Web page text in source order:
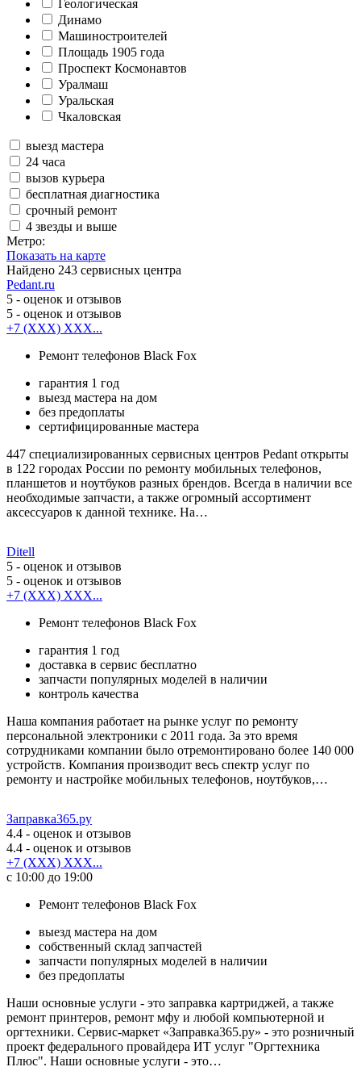
Геологическая
Динамо
Машиностроителей
Площадь 1905 года
Проспект Космонавтов
Уралмаш
Уральская
Чкаловская
выезд мастера
24 часа
вызов курьера
бесплатная диагностика
срочный ремонт
4 звезды и выше
Метро:
Показать на карте
Найдено 243 сервисных центра
Pedant.ru
5 - оценок и отзывов
5 - оценок и отзывов
+7 (XXX) XXX...
Ремонт телефонов Black Fox
гарантия 1 год
выезд мастера на дом
без предоплаты
сертифицированные мастера
447 специализированных сервисных центров Pedant открыты
в 122 городах России по ремонту мобильных телефонов,
планшетов и ноутбуков разных брендов. Всегда в наличии все
необходимые запчасти, а также огромный ассортимент
аксессуаров к данной технике. На…
Ditell
5 - оценок и отзывов
5 - оценок и отзывов
+7 (XXX) XXX...
Ремонт телефонов Black Fox
гарантия 1 год
доставка в сервис бесплатно
запчасти популярных моделей в наличии
контроль качества
Наша компания работает на рынке услуг по ремонту
персональной электроники с 2011 года. За это время
сотрудниками компании было отремонтировано более 140 000
устройств. Компания производит весь спектр услуг по
ремонту и настройке мобильных телефонов, ноутбуков,…
Заправка365.ру
4.4 - оценок и отзывов
4.4 - оценок и отзывов
+7 (XXX) XXX...
с 10:00 до 19:00
Ремонт телефонов Black Fox
выезд мастера на дом
собственный склад запчастей
запчасти популярных моделей в наличии
без предоплаты
Наши основные услуги - это заправка картриджей, а также
ремонт принтеров, ремонт мфу и любой компьютерной и
оргтехники. Сервис-маркет «Заправка365.ру» - это розничный
проект федерального провайдера ИТ услуг "Оргтехника
Плюс". Наши основные услуги - это…